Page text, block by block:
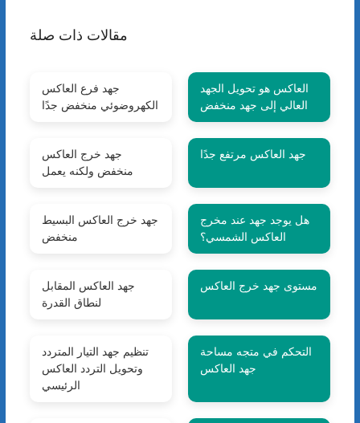
مقالات ذات صلة
جهد فرع العاكس
الكهروضوئي منخفض جدًا
العاكس هو تحويل الجهد
العالي إلى جهد منخفض
جهد خرج العاكس
منخفض ولكنه يعمل
جهد العاكس مرتفع جدًا
جهد خرج العاكس البسيط
منخفض
هل يوجد جهد عند مخرج
العاكس الشمسي؟
جهد العاكس المقابل
لنطاق القدرة
مستوى جهد خرج العاكس
تنظيم جهد التيار المتردد
وتحويل التردد العاكس
الرئيسي
التحكم في متجه مساحة
جهد العاكس